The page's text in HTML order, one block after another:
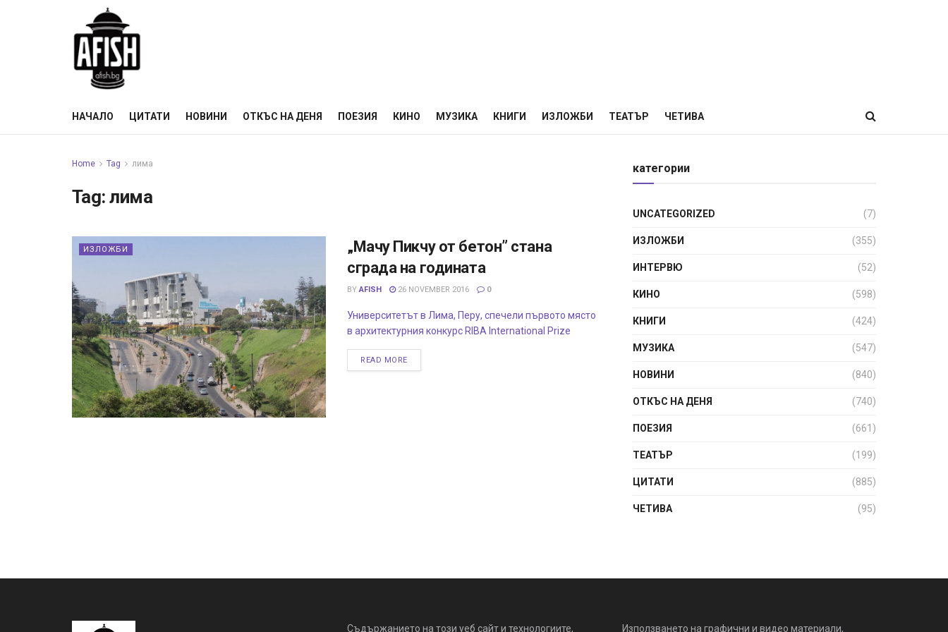
НАЧАЛО ЦИТАТИ НОВИНИ ОТКЪС НА ДЕНЯ ПОЕЗИЯ КИНО МУЗИКА КНИГИ ИЗЛОЖБИ ТЕАТЪР ЧЕТИВА
Home Tag лима
Tag:лима
ИЗЛОЖБИ
„Мачу Пикчу от бетон” стана
сграда на годината
BY AFISH 26 NOVEMBER 2016 0
Университетът в Лима, Перу, спечели първото място
в архитектурния конкурс RIBA International Prize
READ MORE
категории
UNCATEGORIZED (7)
ИЗЛОЖБИ (355)
ИНТЕРВЮ (52)
КИНО (598)
КНИГИ (424)
МУЗИКА (547)
НОВИНИ (840)
ОТКЪС НА ДЕНЯ (740)
ПОЕЗИЯ (661)
ТЕАТЪР (199)
ЦИТАТИ (885)
ЧЕТИВА (95)
Съдържанието на този уеб сайт и технологиите, Използването на графични и видео материали,